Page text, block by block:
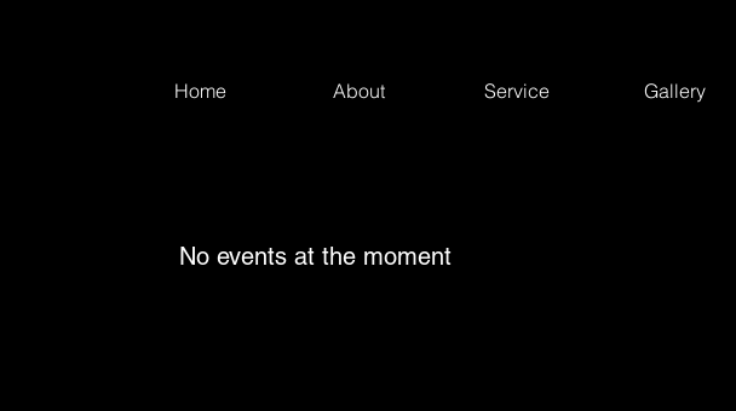
Home About Service Gallery
No events at the moment